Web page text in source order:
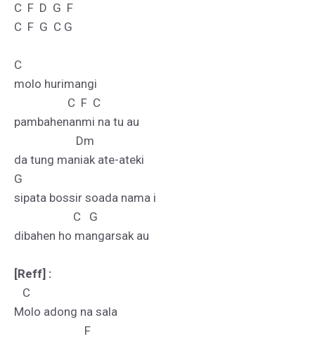
C  F  D  G  F
C  F  G  C G
C
molo hurimangi
pambahenanmi na tu au
da tung maniak ate-ateki
G
sipata bossir soada nama i
dibahen ho mangarsak au
[Reff] :
Molo adong na sala